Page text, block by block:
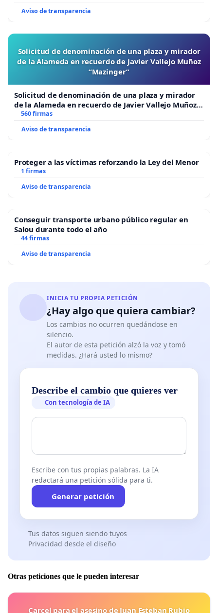
Aviso de transparencia
Solicitud de denominación de una plaza y mirador
de la Alameda en recuerdo de Javier Vallejo Muñoz
“Mazinger”
Solicitud de denominación de una plaza y mirador
de la Alameda en recuerdo de Javier Vallejo Muñoz
“Mazinger”
560 firmas
Aviso de transparencia
Proteger a las víctimas reforzando la Ley del Menor
1 firmas
Aviso de transparencia
Conseguir transporte urbano público regular en
Salou durante todo el año
44 firmas
Aviso de transparencia
INICIA TU PROPIA PETICIÓN
¿Hay algo que quiera cambiar?
Los cambios no ocurren quedándose en
silencio.
El autor de esta petición alzó la voz y tomó
medidas. ¿Hará usted lo mismo?
Describe el cambio que quieres ver
Con tecnología de IA
Escribe con tus propias palabras. La IA
redactará una petición sólida para ti.
Generar petición
Tus datos siguen siendo tuyos
Privacidad desde el diseño
Otras peticiones que le pueden interesar
Carcel para el asesino de Juan Esteban Rubio